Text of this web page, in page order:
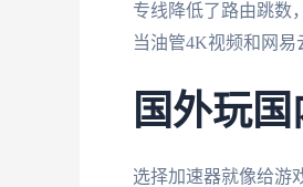
专线降低了路由跳数
当油管4K视频和网易
国外玩
选择加速器就像给游